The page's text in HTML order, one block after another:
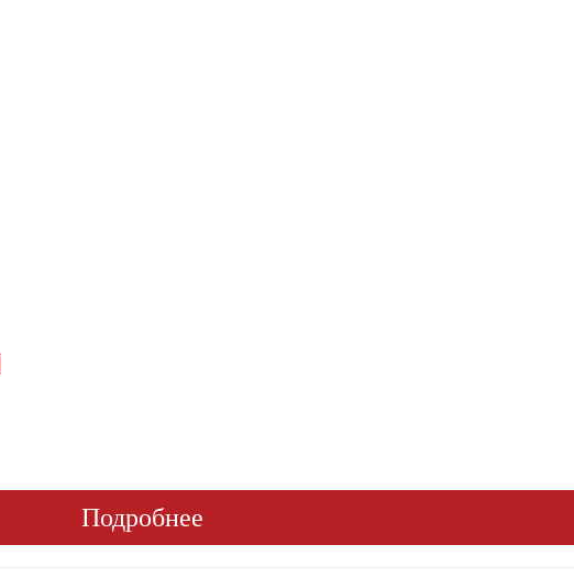
Подробнее